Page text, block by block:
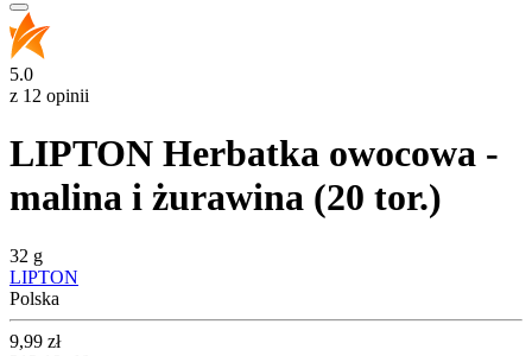
5.0
z 12 opinii
LIPTON Herbatka owocowa -
malina i żurawina (20 tor.)
32 g
LIPTON
Polska
Cena
9,99 zł